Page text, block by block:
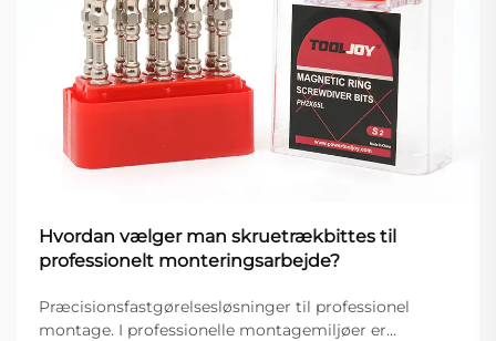
Hvordan vælger man skruetrækbittes til
professionelt monteringsarbejde?
Præcisionsfastgørelsesløsninger til professionel
montage. I professionelle montagemiljøer er